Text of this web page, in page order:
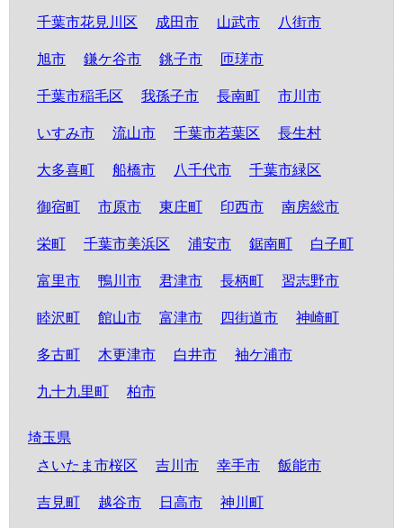
千葉市花見川区 成田市 山武市 八街市
旭市 鎌ケ谷市 銚子市 匝瑳市
千葉市稲毛区 我孫子市 長南町 市川市
いすみ市 流山市 千葉市若葉区 長生村
大多喜町 船橋市 八千代市 千葉市緑区
御宿町 市原市 東庄町 印西市 南房総市
栄町 千葉市美浜区 浦安市 鋸南町 白子町
富里市 鴨川市 君津市 長柄町 習志野市
睦沢町 館山市 富津市 四街道市 神崎町
多古町 木更津市 白井市 袖ケ浦市
九十九里町 柏市
埼玉県
さいたま市桜区
吉川市 幸手市 飯能市
吉見町 越谷市 日高市 神川町